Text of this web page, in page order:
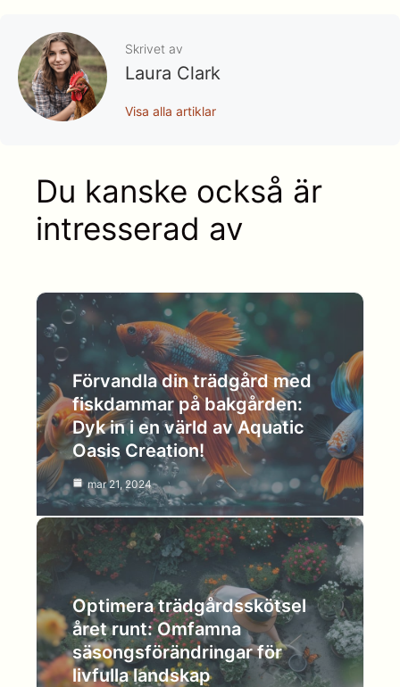
Skrivet av
Laura Clark
Visa alla artiklar
Du kanske också är
intresserad av
Förvandla din trädgård med
fiskdammar på bakgården:
Dyk in i en värld av Aquatic
Oasis Creation!
mar 21, 2024
Optimera trädgårdsskötsel
året runt: Omfamna
säsongsförändringar för
livfulla landskap